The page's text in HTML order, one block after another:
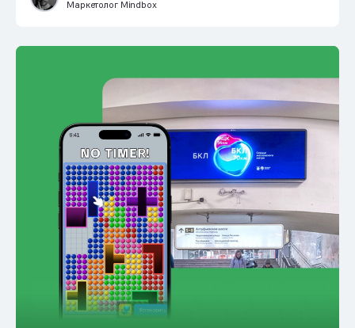
Маркетолог Mindbox